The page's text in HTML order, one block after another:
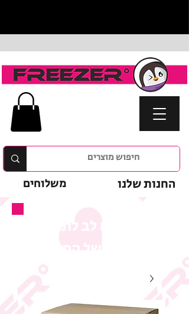
החנות שלנו משלוחים
המבצע של המוצר